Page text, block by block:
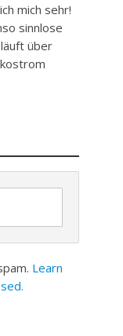
mich sehr!
sinnlose
über
Learn